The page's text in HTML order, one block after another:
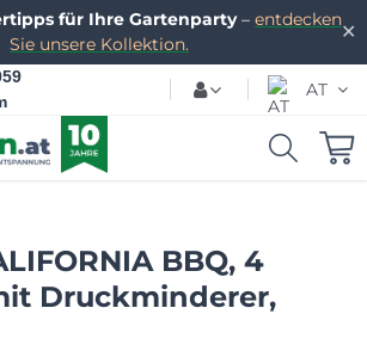
✕
für Ihre Gartenparty– entdecken
Sie unsere Kollektion.
AT
BBQ, 4
Druckminderer,